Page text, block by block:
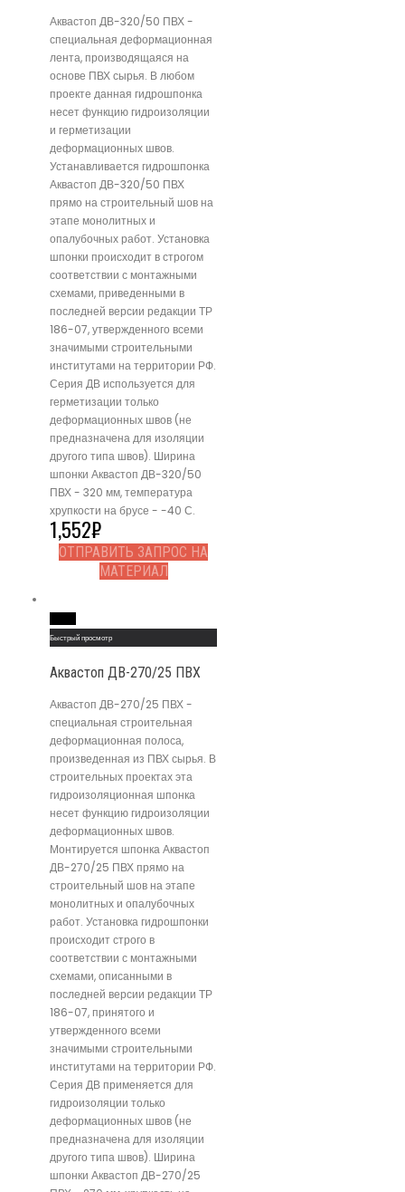
Аквастоп ДВ-320/50 ПВХ -
специальная деформационная
лента, производящаяся на
основе ПВХ сырья. В любом
проекте данная гидрошпонка
несет функцию гидроизоляции
и герметизации
деформационных швов.
Устанавливается гидрошпонка
Аквастоп ДВ-320/50 ПВХ
прямо на строительный шов на
этапе монолитных и
опалубочных работ. Установка
шпонки происходит в строгом
соответствии с монтажными
схемами, приведенными в
последней версии редакции ТР
186-07, утвержденного всеми
значимыми строительными
институтами на территории РФ.
Серия ДВ используется для
герметизации только
деформационных швов (не
предназначена для изоляции
другого типа швов). Ширина
шпонки Аквастоп ДВ-320/50
ПВХ - 320 мм, температура
хрупкости на брусе - -40 С.
1,552₽
ОТПРАВИТЬ ЗАПРОС НА
МАТЕРИАЛ
Быстрый просмотр
Аквастоп ДВ-270/25 ПВХ
Аквастоп ДВ-270/25 ПВХ -
специальная строительная
деформационная полоса,
произведенная из ПВХ сырья. В
строительных проектах эта
гидроизоляционная шпонка
несет функцию гидроизоляции
деформационных швов.
Монтируется шпонка Аквастоп
ДВ-270/25 ПВХ прямо на
строительный шов на этапе
монолитных и опалубочных
работ. Установка гидрошпонки
происходит строго в
соответствии с монтажными
схемами, описанными в
последней версии редакции ТР
186-07, принятого и
утвержденного всеми
значимыми строительными
институтами на территории РФ.
Серия ДВ применяется для
гидроизоляции только
деформационных швов (не
предназначена для изоляции
другого типа швов). Ширина
шпонки Аквастоп ДВ-270/25